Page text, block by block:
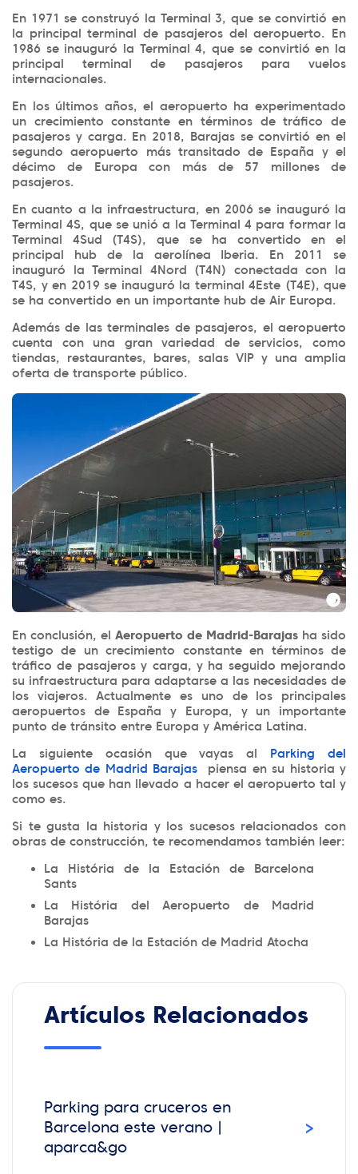
En 1971 se construyó la Terminal 3, que se convirtió en
la principal terminal de pasajeros del aeropuerto. En
1986 se inauguró la Terminal 4, que se convirtió en la
principal terminal de pasajeros para vuelos
internacionales.
En los últimos años, el aeropuerto ha experimentado
un crecimiento constante en términos de tráfico de
pasajeros y carga. En 2018, Barajas se convirtió en el
segundo aeropuerto más transitado de España y el
décimo de Europa con más de 57 millones de
pasajeros.
En cuanto a la infraestructura, en 2006 se inauguró la
Terminal 4S, que se unió a la Terminal 4 para formar la
Terminal 4Sud (T4S), que se ha convertido en el
principal hub de la aerolínea Iberia. En 2011 se
inauguró la Terminal 4Nord (T4N) conectada con la
T4S, y en 2019 se inauguró la terminal 4Este (T4E), que
se ha convertido en un importante hub de Air Europa.
Además de las terminales de pasajeros, el aeropuerto
cuenta con una gran variedad de servicios, como
tiendas, restaurantes, bares, salas VIP y una amplia
oferta de transporte público.
En conclusión, el Aeropuerto de Madrid-Barajas ha sido
testigo de un crecimiento constante en términos de
tráfico de pasajeros y carga, y ha seguido mejorando
su infraestructura para adaptarse a las necesidades de
los viajeros. Actualmente es uno de los principales
aeropuertos de España y Europa, y un importante
punto de tránsito entre Europa y América Latina.
La siguiente ocasión que vayas al
Parking del
Aeropuerto de Madrid Barajas piensa en su historia y
los sucesos que han llevado a hacer el aeropuerto tal y
como es.
Si te gusta la historia y los sucesos relacionados con
obras de construcción, te recomendamos también leer:
La História de la Estación de Barcelona
Sants
La História del Aeropuerto de Madrid
Barajas
La História de la Estación de Madrid Atocha
Artículos Relacionados
Parking para cruceros en
Barcelona este verano |
aparca&go
›